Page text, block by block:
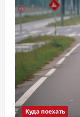
Куда поехать